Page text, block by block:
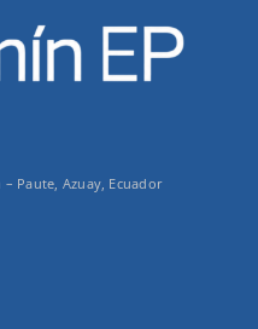
Paute, Azuay, Ecuador